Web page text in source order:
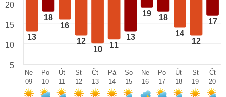
13
18
16
12
10 11
13
19 18
14
12
17
20
15
10
5
Ne
09
Po
10
Út
11
St
12
Čt
13
Pá
14
So
15
Ne
16
Po
17
Út
18
St
19
Čt
20